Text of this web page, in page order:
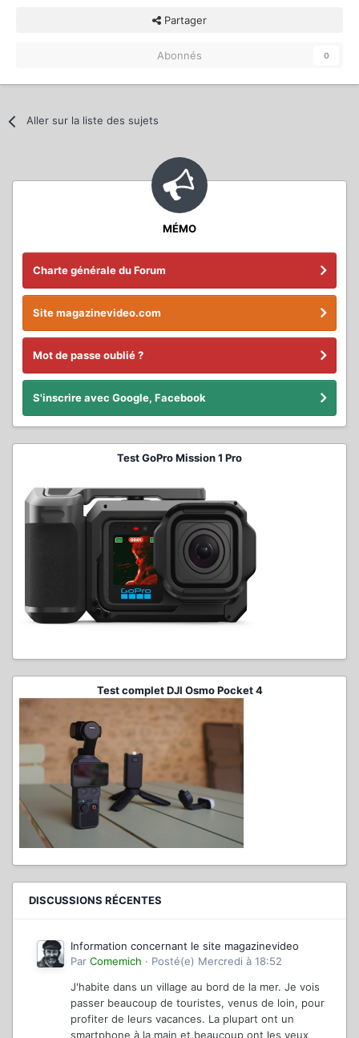
Partager
Abonnés 0
Aller sur la liste des sujets
MÉMO
Charte générale du Forum
Site magazinevideo.com
Mot de passe oublié ?
S'inscrire avec Google, Facebook
Test GoPro Mission 1 Pro
Test complet DJI Osmo Pocket 4
DISCUSSIONS RÉCENTES
Information concernant le site magazinevideo
Par Comemich · Posté(e) Mercredi à 18:52
J'habite dans un village au bord de la mer. Je vois
passer beaucoup de touristes, venus de loin, pour
profiter de leurs vacances. La plupart ont un
smartphone à la main et beaucoup ont les yeux